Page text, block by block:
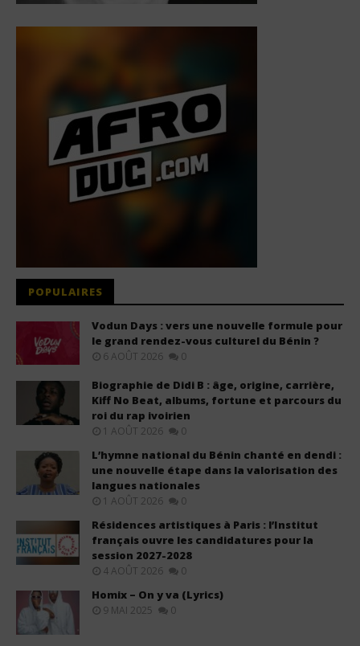
POPULAIRES
Vodun Days : vers une nouvelle formule pour
le grand rendez-vous culturel du Bénin ?
6 AOÛT 2026 0
Biographie de Didi B : âge, origine, carrière,
Kiff No Beat, albums, fortune et parcours du
roi du rap ivoirien
1 AOÛT 2026 0
L’hymne national du Bénin chanté en dendi :
une nouvelle étape dans la valorisation des
langues nationales
1 AOÛT 2026 0
Résidences artistiques à Paris : l’Institut
français ouvre les candidatures pour la
session 2027-2028
4 AOÛT 2026 0
Homix – On y va (Lyrics)
9 MAI 2025 0